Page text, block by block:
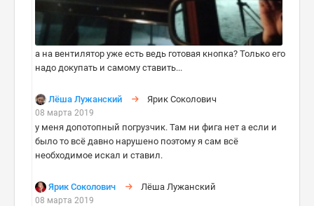
а на вентилятор уже есть ведь готовая кнопка? Только его
надо докупать и самому ставить...
Лёша Лужанский Ярик Соколович
08 марта 2019
у меня допотопный погрузчик. Там ни фига нет а если и
было то всё давно нарушено поэтому я сам всё
необходимое искал и ставил.
Ярик Соколович Лёша Лужанский
08 марта 2019